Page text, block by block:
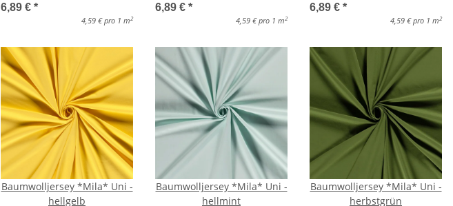
6,89 € *
4,59 € pro 1 m2
6,89 € *
4,59 € pro 1 m2
6,89 € *
4,59 € pro 1 m2
Baumwolljersey *Mila* Uni -
hellgelb
Baumwolljersey *Mila* Uni -
hellmint
Baumwolljersey *Mila* Uni -
herbstgrün